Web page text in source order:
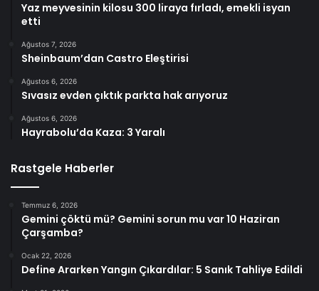
Yaz meyvesinin kilosu 300 liraya fırladı, emekli isyan
etti
Ağustos 7, 2026
Sheinbaum’dan Castro Eleştirisi
Ağustos 6, 2026
Sıvasız evden çıktık parkta hak arıyoruz
Ağustos 6, 2026
Hayrabolu’da Kaza: 3 Yaralı
Rastgele Haberler
Temmuz 6, 2026
Gemini çöktü mü? Gemini sorun mu var 10 Haziran
Çarşamba?
Ocak 22, 2026
Define Ararken Yangın Çıkardılar: 5 Sanık Tahliye Edildi